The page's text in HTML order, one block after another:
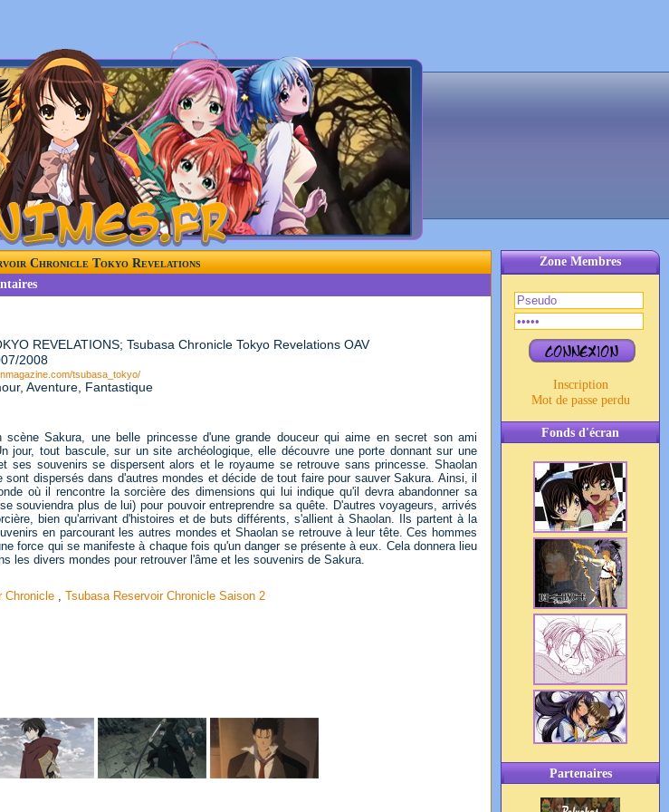
Zone Membres
Inscription
Mot de passe perdu
Fonds d'écran
Partenaires
Chronicle Tokyo Revelations
REVELATIONS; Tsubasa Chronicle Tokyo Revelations OAV
2008
tsubasa_tokyo/
Aventure, Fantastique
scène Sakura, une belle princesse d'une grande douceur qui aime en secret son ami
jour, tout bascule, sur un site archéologique, elle découvre une porte donnant sur une
ses souvenirs se dispersent alors et le royaume se retrouve sans princesse. Shaolan
sont dispersés dans d'autres mondes et décide de tout faire pour sauver Sakura. Ainsi, il
où il rencontre la sorcière des dimensions qui lui indique qu'il devra abandonner sa
souviendra plus de lui) pour pouvoir entreprendre sa quête. D'autres voyageurs, arrivés
bien qu'arrivant d'histoires et de buts différents, s'allient à Shaolan. Ils partent à la
en parcourant les autres mondes et Shaolan se retrouve à leur tête. Ces hommes
force qui se manifeste à chaque fois qu'un danger se présente à eux. Cela donnera lieu
les divers mondes pour retrouver l'âme et les souvenirs de Sakura.
Chronicle , Tsubasa Reservoir Chronicle Saison 2